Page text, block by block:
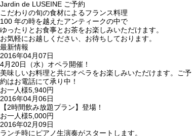
Jardin de LUSEINE ご予約
こだわりの旬の食材によるフランス料理
100 年の時を越えたアンティークの中で
ゆったりとお食事とお茶をお楽しみいただけます。
お気軽にお越しください、お待ちしております。
最新情報
2016年04月07日
4月20日（水）オペラ開催！
美味しいお料理と共にオペラをお楽しみいただけます。ご予
約はお電話にて承り中！
お一人様5,940円
2016年04月06日
【2時間飲み放題プラン】登場！
お一人様5,000円
2016年02月09日
ランチ時にピアノ生演奏がスタートします。